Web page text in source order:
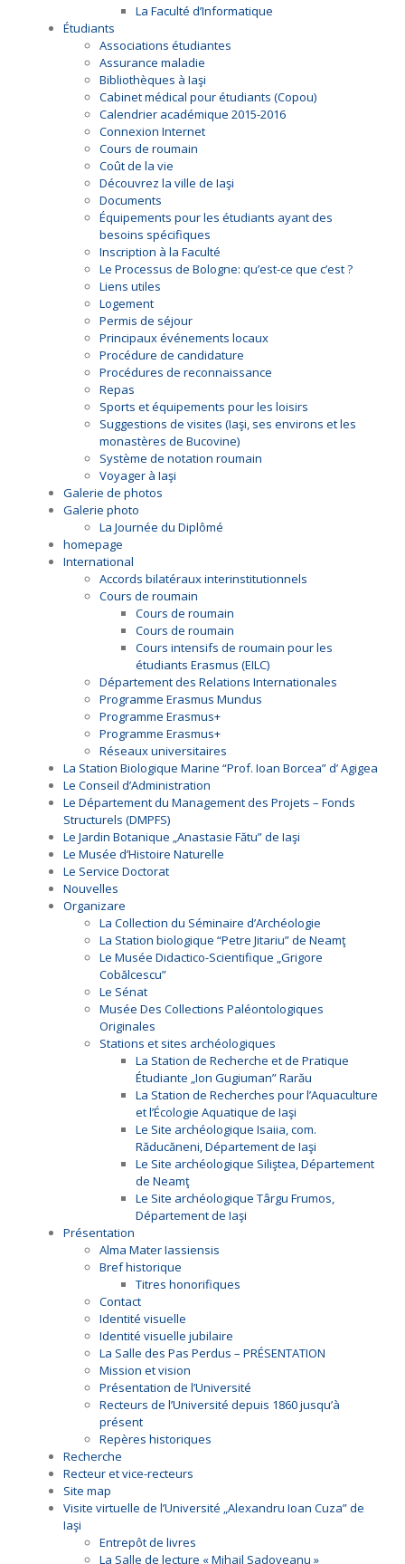
La Faculté d’Informatique
Étudiants
Associations étudiantes
Assurance maladie
Bibliothèques à Iaşi
Cabinet médical pour étudiants (Copou)
Calendrier académique 2015-2016
Connexion Internet
Cours de roumain
Coût de la vie
Découvrez la ville de Iaşi
Documents
Équipements pour les étudiants ayant des
besoins spécifiques
Inscription à la Faculté
Le Processus de Bologne: qu’est-ce que c’est ?
Liens utiles
Logement
Permis de séjour
Principaux événements locaux
Procédure de candidature
Procédures de reconnaissance
Repas
Sports et équipements pour les loisirs
Suggestions de visites (Iaşi, ses environs et les
monastères de Bucovine)
Système de notation roumain
Voyager à Iaşi
Galerie de photos
Galerie photo
La Journée du Diplômé
homepage
International
Accords bilatéraux interinstitutionnels
Cours de roumain
Cours de roumain
Cours de roumain
Cours intensifs de roumain pour les
étudiants Erasmus (EILC)
Département des Relations Internationales
Programme Erasmus Mundus
Programme Erasmus+
Programme Erasmus+
Réseaux universitaires
La Station Biologique Marine “Prof. Ioan Borcea” d’ Agigea
Le Conseil d’Administration
Le Département du Management des Projets – Fonds
Structurels (DMPFS)
Le Jardin Botanique „Anastasie Fătu” de Iaşi
Le Musée d’Histoire Naturelle
Le Service Doctorat
Nouvelles
Organizare
La Collection du Séminaire d’Archéologie
La Station biologique “Petre Jitariu” de Neamţ
Le Musée Didactico-Scientifique „Grigore
Cobălcescu”
Le Sénat
Musée Des Collections Paléontologiques
Originales
Stations et sites archéologiques
La Station de Recherche et de Pratique
Étudiante „Ion Gugiuman” Rarău
La Station de Recherches pour l’Aquaculture
et l’Écologie Aquatique de Iaşi
Le Site archéologique Isaiia, com.
Răducăneni, Département de Iaşi
Le Site archéologique Siliştea, Département
de Neamţ
Le Site archéologique Târgu Frumos,
Département de Iaşi
Présentation
Alma Mater Iassiensis
Bref historique
Titres honorifiques
Contact
Identité visuelle
Identité visuelle jubilaire
La Salle des Pas Perdus – PRÉSENTATION
Mission et vision
Présentation de l’Université
Recteurs de l’Université depuis 1860 jusqu’à
présent
Repères historiques
Recherche
Recteur et vice-recteurs
Site map
Visite virtuelle de l’Université „Alexandru Ioan Cuza” de
Iaşi
Entrepôt de livres
La Salle de lecture « Mihail Sadoveanu »